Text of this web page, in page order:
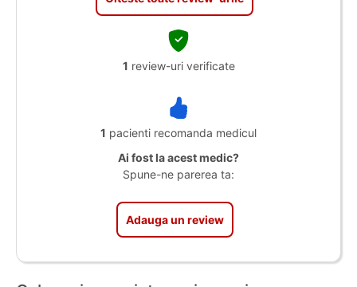
1 review-uri verificate
1 pacienti recomanda medicul
Ai fost la acest medic?
Spune-ne parerea ta:
Adauga un review